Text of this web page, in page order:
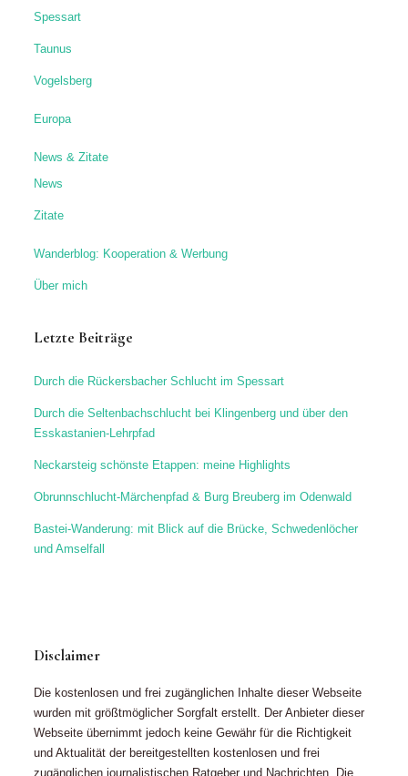
Spessart
Taunus
Vogelsberg
Europa
News & Zitate
News
Zitate
Wanderblog: Kooperation & Werbung
Über mich
Letzte Beiträge
Durch die Rückersbacher Schlucht im Spessart
Durch die Seltenbachschlucht bei Klingenberg und über den
Esskastanien-Lehrpfad
Neckarsteig schönste Etappen: meine Highlights
Obrunnschlucht-Märchenpfad & Burg Breuberg im Odenwald
Bastei-Wanderung: mit Blick auf die Brücke, Schwedenlöcher
und Amselfall
Disclaimer
Die kostenlosen und frei zugänglichen Inhalte dieser Webseite
wurden mit größtmöglicher Sorgfalt erstellt. Der Anbieter dieser
Webseite übernimmt jedoch keine Gewähr für die Richtigkeit
und Aktualität der bereitgestellten kostenlosen und frei
zugänglichen journalistischen Ratgeber und Nachrichten. Die